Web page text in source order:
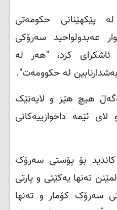
پێکهێنانی حکومەتی
عەبدولواحید سەرۆکی
کرد، "ھەر لە
لە حکوومەت".
هیچ هێز و لایەنێک
ئێمە داخوازییەکانی
کاندید بۆ پۆستی سەرۆک
تەنها یەکێتی و پارتی
سەرۆک کۆمار و تەنها